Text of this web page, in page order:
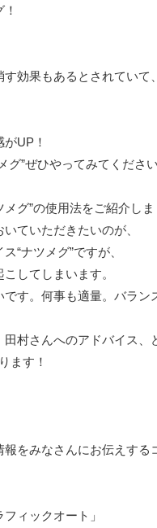
効果もあるとされてい
UP！
グ”ぜひやってみてくださ
グ”の使用法をご紹介しま
ていただきたいのが、
“ナツメグ”ですが、
してしまいます。
す。何事も適量。バラン
村さんへのアドバイス、
ます！
報をみなさんにお伝えする
ィックオート」